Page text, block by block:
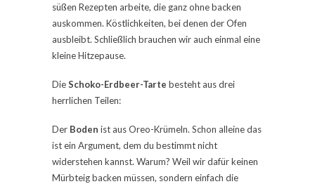
süßen Rezepten arbeite, die ganz ohne backen
auskommen. Köstlichkeiten, bei denen der Ofen
ausbleibt. Schließlich brauchen wir auch einmal eine
kleine Hitzepause.
DieSchoko-Erdbeer-Tarte besteht aus drei
herrlichen Teilen:
Der Boden ist aus Oreo-Krümeln. Schon alleine das
ist ein Argument, dem du bestimmt nicht
widerstehen kannst. Warum? Weil wir dafür keinen
Mürbteig backen müssen, sondern einfach die